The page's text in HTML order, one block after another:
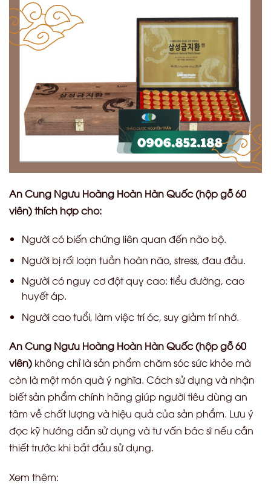
An Cung Ngưu Hoàng Hoàn Hàn Quốc (hộp gỗ 60
viên) thích hợp cho:
Người có biến chứng liên quan đến não bộ.
Người bị rối loạn tuần hoàn não, stress, đau đầu.
Người có nguy cơ đột quỵ cao: tiểu đường, cao
huyết áp.
Người cao tuổi, làm việc trí óc, suy giảm trí nhớ.
An Cung Ngưu Hoàng Hoàn Hàn Quốc (hộp gỗ 60
viên) không chỉ là sản phẩm chăm sóc sức khỏe mà
còn là một món quà ý nghĩa. Cách sử dụng và nhận
biết sản phẩm chính hãng giúp người tiêu dùng an
tâm về chất lượng và hiệu quả của sản phẩm. Lưu ý
đọc kỹ hướng dẫn sử dụng và tư vấn bác sĩ nếu cần
thiết trước khi bắt đầu sử dụng.
Xem thêm: